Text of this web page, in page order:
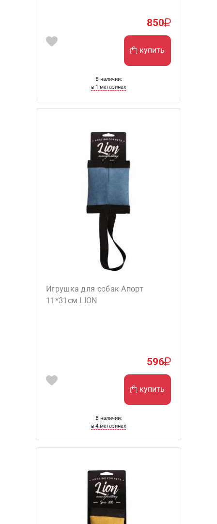
850
купить
В наличии:
в 1 магазинах
Игрушка для собак Апорт
11*31см LION
596
купить
В наличии:
в 4 магазинах